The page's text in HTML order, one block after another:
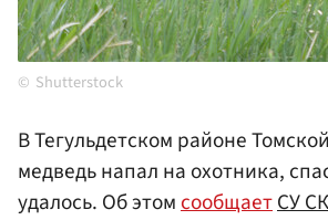
Shutterstock
В Тегульдетском районе
медведь напал на охотника,
удалось. Об этомсообщаетСУ